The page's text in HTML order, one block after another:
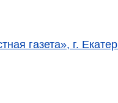
газета», г.